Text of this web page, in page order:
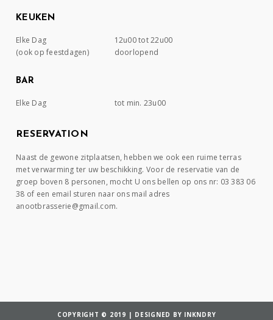
KEUKEN
Elke Dag
12u00 tot 22u00
(ook op feestdagen)
doorlopend
BAR
Elke Dag tot min. 23u00
RESERVATION
Naast de gewone zitplaatsen, hebben we ook een ruime terras
met verwarming ter uw beschikking. Voor de reservatie van de
groep boven 8 personen, mocht U ons bellen op ons nr: 03 383 06
38 of een email sturen naar ons mail adres
anootbrasserie@gmail.com.
COPYRIGHT © 2019 | DESIGNED BY INKNDRY